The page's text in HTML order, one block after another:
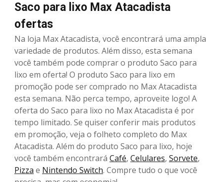
Saco para lixo Max Atacadista
ofertas
Na loja Max Atacadista, você encontrará uma ampla
variedade de produtos. Além disso, esta semana
você também pode comprar o produto Saco para
lixo em oferta! O produto Saco para lixo em
promoção pode ser comprado no Max Atacadista
esta semana. Não perca tempo, aproveite logo! A
oferta do Saco para lixo no Max Atacadista é por
tempo limitado. Se quiser conferir mais produtos
em promoção, veja o folheto completo do Max
Atacadista. Além do produto Saco para lixo, hoje
você também encontrará Café, Celulares, Sorvete,
Pizza e Nintendo Switch. Compre tudo o que você